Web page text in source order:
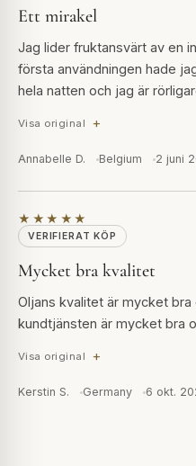
Ett mirakel
Jag lider fruktansvärt av en
första användningen hade
hela natten och jag är
Visa original
Annabelle D. Belgium 2 juni
★★★★★
VERIFIERAT KÖP
Mycket bra kvalitet
Oljans kvalitet är mycket
kundtjänsten är mycket bra
Visa original
Kerstin S. Germany 6 okt.